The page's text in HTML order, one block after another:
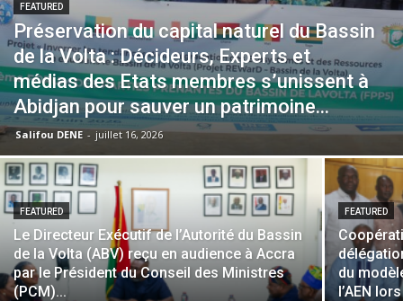
FEATURED
Préservation du capital naturel du Bassin
de la Volta : Décideurs, Experts et
médias des Etats membres s’unissent à
Abidjan pour sauver un patrimoine...
Salifou DENE - juillet 16, 2026
FEATURED
Le Directeur Exécutif de l’Autorité du Bassin
de la Volta (ABV) reçu en audience à Accra
par le Président du Conseil des Ministres
(PCM)...
FEATURED
du
l’AEN